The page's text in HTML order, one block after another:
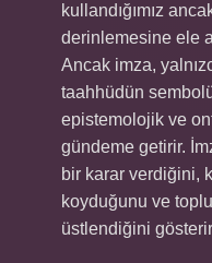
kullandığımız
derinlemesine ele
Ancak imza,
taahhüdün
epistemolojik ve
gündeme getirir.
bir karar verdiğini,
koyduğunu ve
üstlendiğini